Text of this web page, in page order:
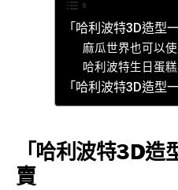
「哈利波特3D造型
麻瓜世界也可以
哈利波特生日蛋
「哈利波特3D造型
「哈利波特3D
賣